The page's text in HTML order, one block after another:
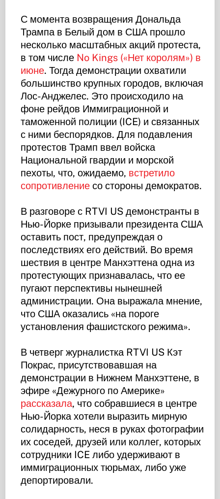
С момента возвращения Дональда
Трампа в Белый дом в США прошло
несколько масштабных акций протеста,
в том числе No Kings («Нет королям») в
июне. Тогда демонстрации охватили
большинство крупных городов, включая
Лос-Анджелес. Это происходило на
фоне рейдов Иммиграционной и
таможенной полиции (ICE) и связанных
с ними беспорядков. Для подавления
протестов Трамп ввел войска
Национальной гвардии и морской
пехоты, что, ожидаемо, встретило
сопротивление со стороны демократов.
В разговоре с RTVI US демонстранты в
Нью-Йорке призывали президента США
оставить пост, предупреждая о
последствиях его действий. Во время
шествия в центре Манхэттена одна из
протестующих признавалась, что ее
пугают перспективы нынешней
администрации. Она выражала мнение,
что США оказались «на пороге
установления фашистского режима».
В четверг журналистка RTVI US Кэт
Покрас, присутствовавшая на
демонстрации в Нижнем Манхэттене, в
эфире «Дежурного по Америке»
рассказала, что собравшиеся в центре
Нью-Йорка хотели выразить мирную
солидарность, неся в руках фотографии
их соседей, друзей или коллег, которых
сотрудники ICE либо удерживают в
иммиграционных тюрьмах, либо уже
депортировали.